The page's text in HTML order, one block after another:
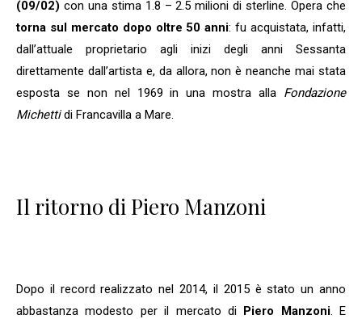
(09/02) con una stima 1.8 – 2.5 milioni di sterline. Opera che
torna sul mercato dopo oltre 50 anni: fu acquistata, infatti,
dall’attuale proprietario agli inizi degli anni Sessanta
direttamente dall’artista e, da allora, non è neanche mai stata
esposta se non nel 1969 in una mostra alla Fondazione
Michettidi Francavilla a Mare.
Il ritorno di Piero Manzoni
Dopo il record realizzato nel 2014, il 2015 è stato un anno
abbastanza modesto per il mercato di Piero Manzoni. E